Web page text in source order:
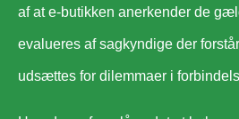
af at e-butikken anerkender de
evalueres af sagkyndige der
udsættes for dilemmaer i